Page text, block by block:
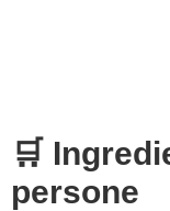
🛒
persone